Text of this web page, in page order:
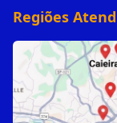
Regiões